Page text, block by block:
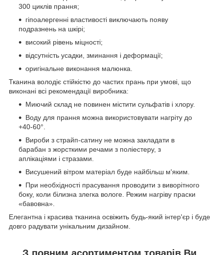
300 циклів прання;
гіпоалергенні властивості виключають появу
подразнень на шкірі;
високий рівень міцності;
відсутність усадки, зминання і деформації;
оригінальне виконання малюнка.
Тканина володіє стійкістю до частих прань при умові, що
виконані всі рекомендації виробника:
Миючий склад не повинен містити сульфатів і хлору.
Воду для прання можна використовувати нагріту до
+40-60°.
Вироби з страйп-сатину не можна закладати в
барабан з жорсткими речами з поліестеру, з
аплікаціями і стразами.
Висушений вітром матеріал буде найбільш м'яким.
При необхідності прасування проводити з виворітного
боку, коли білизна злегка вологе. Режим нагріву праски
«бавовна».
Елегантна і красива тканина освіжить будь-який інтер'єр і буде
довго радувати унікальним дизайном.